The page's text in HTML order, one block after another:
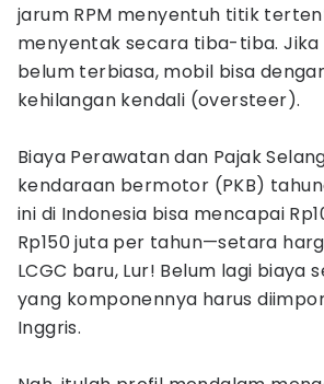
jarum RPM menyentuh titik
menyentak secara tiba-tiba. Jika
belum terbiasa, mobil bisa
kehilangan kendali (oversteer).
Biaya Perawatan dan Pajak
kendaraan bermotor (PKB)
ini di Indonesia bisa mencapai
Rp150 juta per tahun—setara
LCGC baru, Lur! Belum lagi biaya
yang komponennya harus
Inggris.